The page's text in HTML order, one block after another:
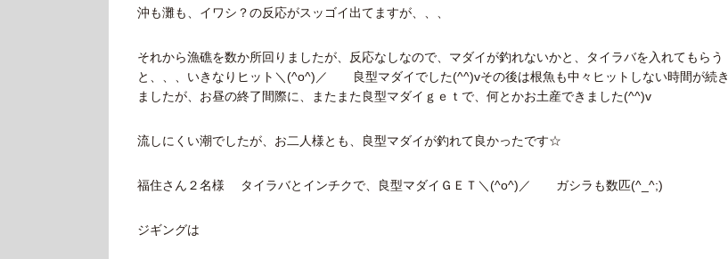
沖も灘も、イワシ？の反応がスッゴイ出てますが、、、
それから漁礁を数か所回りましたが、反応なしなので、マダイが釣れないかと、タイラバを入れてもらう
と、、、いきなりヒット＼(^o^)／ 良型マダイでした(^^)vその後は根魚も中々ヒットしない時間が続き
ましたが、お昼の終了間際に、またまた良型マダイｇｅｔで、何とかお土産できました(^^)v
流しにくい潮でしたが、お二人様とも、良型マダイが釣れて良かったです☆
福住さん２名様 タイラバとインチクで、良型マダイＧＥＴ＼(^o^)／ ガシラも数匹(^_^;)
ジギングは